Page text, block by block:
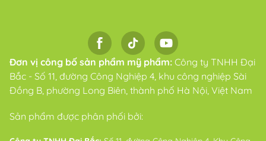
Đơn vị công bố sản phẩm mỹ phẩm: Công ty TNHH Đại
Bắc - Số 11, đường Công Nghiệp 4, khu công nghiệp Sài
Đồng B, phường Long Biên, thành phố Hà Nội, Việt Nam
Sản phẩm được phân phối bởi: